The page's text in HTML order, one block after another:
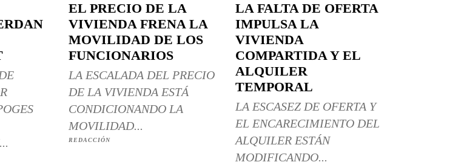
EL PRECIO DE LA
VIVIENDA FRENA LA
MOVILIDAD DE LOS
FUNCIONARIOS
LA ESCALADA DEL PRECIO
DE LA VIVIENDA ESTÁ
CONDICIONANDO LA
MOVILIDAD...
REDACCIÓN
LA FALTA DE OFERTA
IMPULSA LA
VIVIENDA
COMPARTIDA Y EL
ALQUILER
TEMPORAL
LA ESCASEZ DE OFERTA Y
EL ENCARECIMIENTO DEL
ALQUILER ESTÁN
MODIFICANDO...